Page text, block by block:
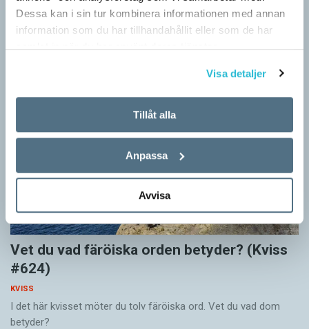
Dessa kan i sin tur kombinera informationen med annan
information som du har tillhandahållit eller som de har
samlat in när du har använt deras tjänster.
Visa detaljer
Tillåt alla
Anpassa
Avvisa
KVISS
Vet du vad dom här tolv svenska orden betyder? Dom rätta
Vet du vad färöiska orden betyder? (Kviss
#624)
KVISS
I det här kvisset möter du tolv färöiska ord. Vet du vad dom
betyder?